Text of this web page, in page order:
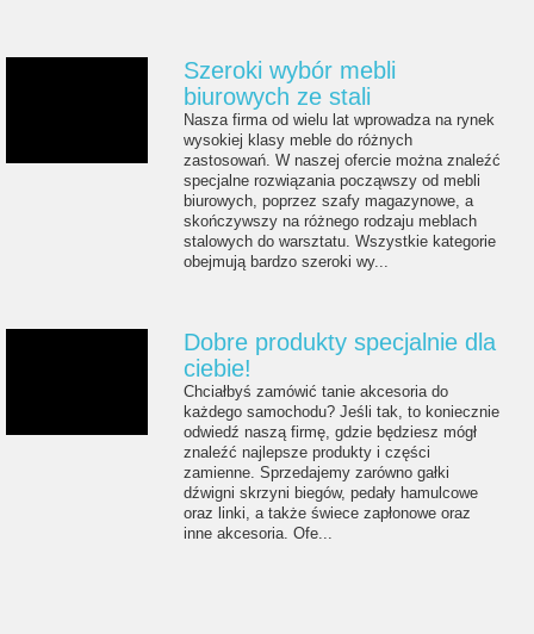
Szeroki wybór mebli
biurowych ze stali
Nasza firma od wielu lat wprowadza na rynek
wysokiej klasy meble do różnych
zastosowań. W naszej ofercie można znaleźć
specjalne rozwiązania począwszy od mebli
biurowych, poprzez szafy magazynowe, a
skończywszy na różnego rodzaju meblach
stalowych do warsztatu. Wszystkie kategorie
obejmują bardzo szeroki wy...
Dobre produkty specjalnie dla
ciebie!
Chciałbyś zamówić tanie akcesoria do
każdego samochodu? Jeśli tak, to koniecznie
odwiedź naszą firmę, gdzie będziesz mógł
znaleźć najlepsze produkty i części
zamienne. Sprzedajemy zarówno gałki
dźwigni skrzyni biegów, pedały hamulcowe
oraz linki, a także świece zapłonowe oraz
inne akcesoria. Ofe...